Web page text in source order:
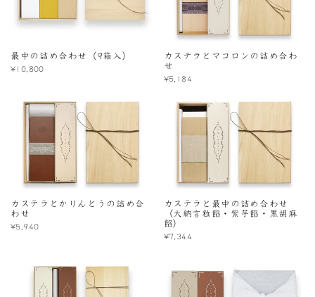
最中の詰め合わせ（9箱入）
¥10,800
カステラとマコロンの詰め合わ
せ
¥5,184
カステラとかりんとうの詰め合
わせ
¥5,940
カステラと最中の詰め合わせ
（大納言粒餡・紫芋餡・黒胡麻
餡）
¥7,344